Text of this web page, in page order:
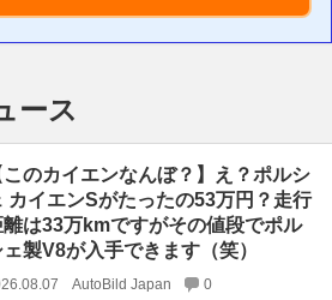
ース
このカイエンなんぼ？】え？ポルシ
カイエンSがたったの53万円？走行
離は33万kmですがその値段でポル
ェ製V8が入手できます（笑）
AutoBild Japan 0